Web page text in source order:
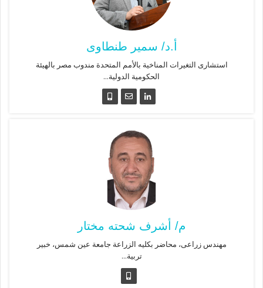
أ.د/ سمير طنطاوى
استشارى التغيرات المناخية بالأمم المتحدة مندوب مصر بالهيئة
الحكومية الدولية...
م/ أشرف شحته مختار
مهندس زراعى، محاضر بكليه الزراعة جامعة عين شمس، خبير
تربية...